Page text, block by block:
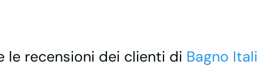
le recensioni dei clienti di Bagno